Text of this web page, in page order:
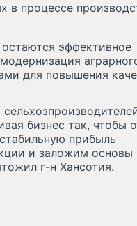
в процессе
эффективное
для повышения
бизнес так, чтобы
прибыль
и заложим основы
г-н Хансотия.